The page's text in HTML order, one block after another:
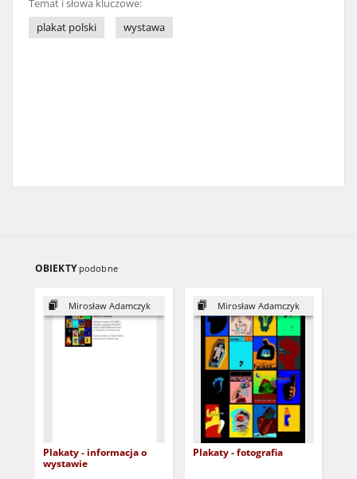
Temat i słowa kluczowe:
plakat polski
wystawa
OBIEKTY podobne
Mirosław Adamczyk
Plakaty - informacja o
wystawie
Mirosław Adamczyk
Plakaty - fotografia